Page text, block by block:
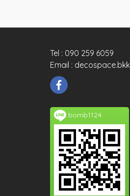
Tel : 090 259 6059
Email :
bomb1124